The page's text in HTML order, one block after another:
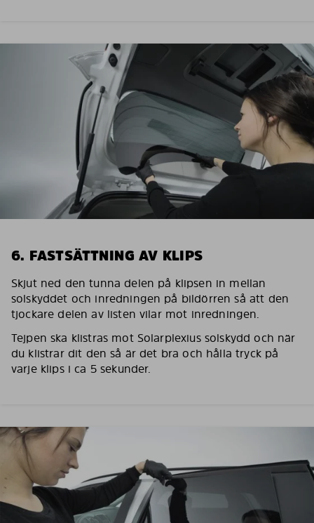
6. FASTSÄTTNING AV KLIPS
Skjut ned den tunna delen på klipsen in mellan
solskyddet och inredningen på bildörren så att den
tjockare delen av listen vilar mot inredningen.
Tejpen ska klistras mot Solarplexius solskydd och när
du klistrar dit den så är det bra och hålla tryck på
varje klips i ca 5 sekunder.